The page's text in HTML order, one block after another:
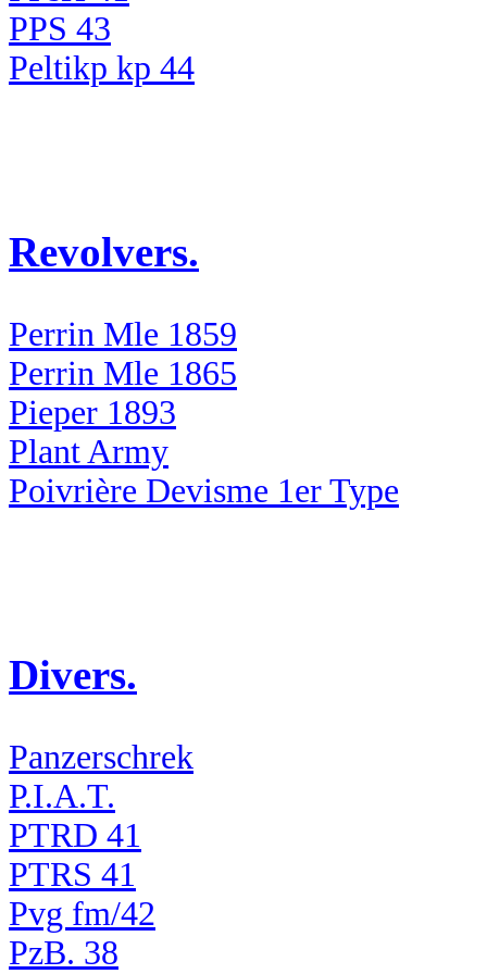
PPS 43
Peltikp kp 44
Revolvers.
Perrin Mle 1859
Perrin Mle 1865
Pieper 1893
Plant Army
Poivrière Devisme 1er Type
Divers.
Panzerschrek
P.I.A.T.
PTRD 41
PTRS 41
Pvg fm/42
PzB. 38